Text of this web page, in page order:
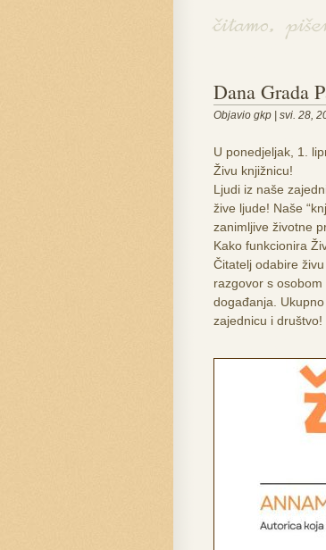
Dana Grada
Objavio gkp | svi. 28,
U ponedjeljak, 1.
Živu knjižnicu!
Ljudi iz naše
žive ljude! Naše
zanimljive životne
Kako funkcionira
Čitatelj odabire
razgovor s osobom
događanja.
zajednicu i društvo!